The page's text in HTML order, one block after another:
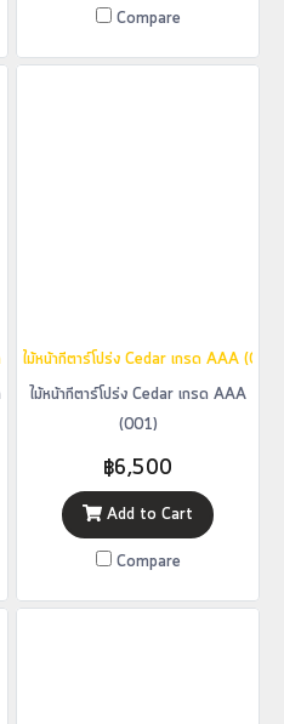
Compare
B (001)
ไม้หน้ากีตาร์โปร่ง Cedar เกรด AAA (001)
ไม้หน้ากีตาร์โปร่ง Cedar เกรด AAA
(001)
฿6,500
Add to Cart
Compare